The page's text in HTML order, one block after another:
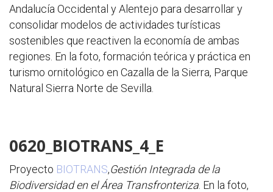
Andalucía Occidental y Alentejo para desarrollar y
consolidar modelos de actividades turísticas
sostenibles que reactiven la economía de ambas
regiones. En la foto, formación teórica y práctica en
turismo ornitológico en Cazalla de la Sierra, Parque
Natural Sierra Norte de Sevilla.
0620_BIOTRANS_4_E
Proyecto BIOTRANS,Gestión Integrada de la
Biodiversidad en el Área Transfronteriza . En la foto,